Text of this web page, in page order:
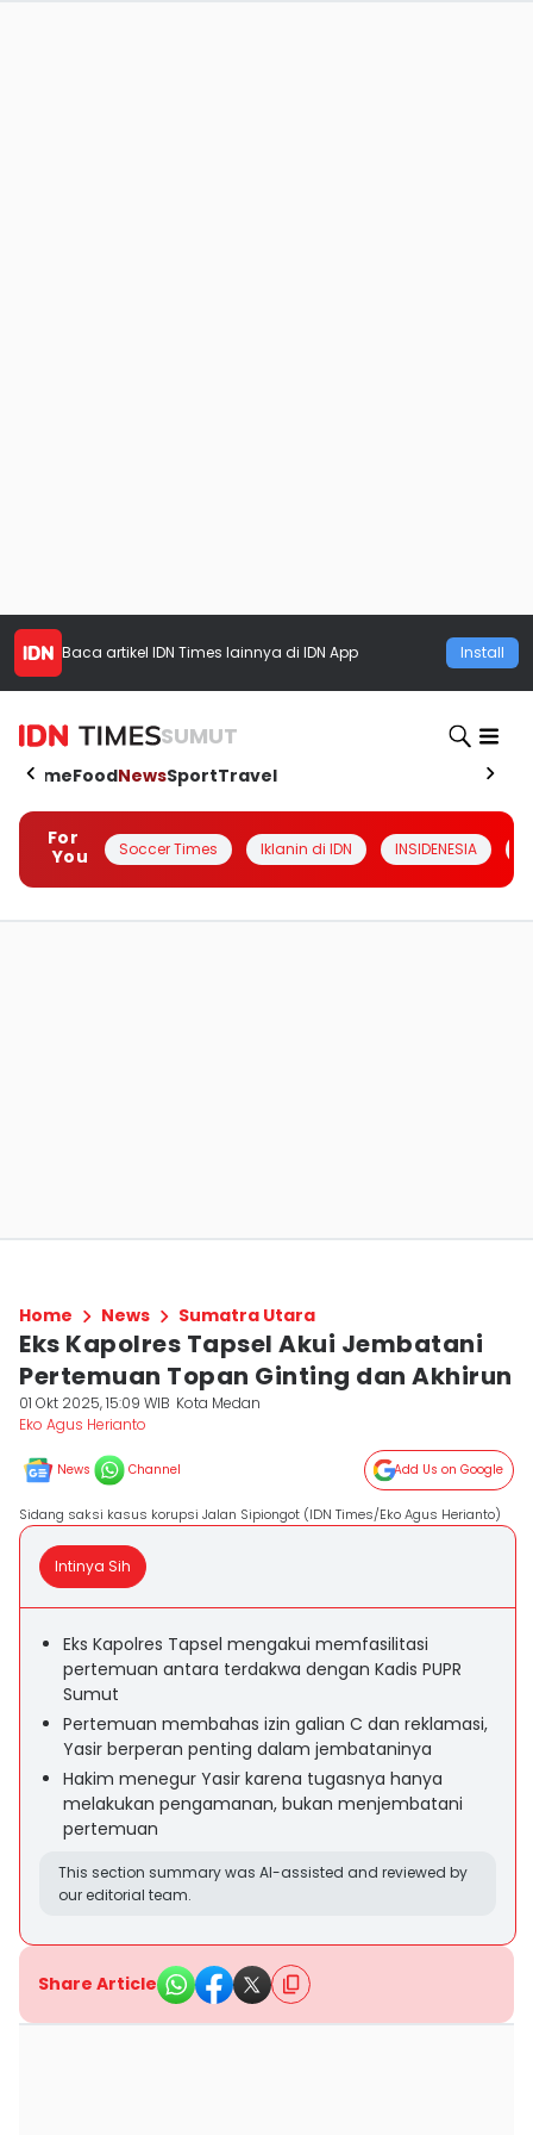
Baca artikel IDN Times lainnya di IDN App Install
SUMUT
HomeFoodNewsSportTravel
For
You
Soccer Times Iklanin di IDN INSIDENESIA
Home News Sumatra Utara
Eks Kapolres Tapsel Akui Jembatani
Pertemuan Topan Ginting dan Akhirun
01 Okt 2025, 15:09 WIB Kota Medan
Eko Agus Herianto
News Channel Add Us on Google
Sidang saksi kasus korupsi Jalan Sipiongot (IDN Times/Eko Agus Herianto)
Intinya Sih
Eks Kapolres Tapsel mengakui memfasilitasi
pertemuan antara terdakwa dengan Kadis PUPR
Sumut
Pertemuan membahas izin galian C dan reklamasi,
Yasir berperan penting dalam jembataninya
Hakim menegur Yasir karena tugasnya hanya
melakukan pengamanan, bukan menjembatani
pertemuan
This section summary was AI-assisted and reviewed by
our editorial team.
Share Article